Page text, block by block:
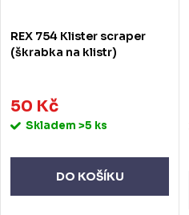
REX 754 Klister scraper
(škrabka na klistr)
50 Kč
Skladem >5 ks
DO KOŠÍKU